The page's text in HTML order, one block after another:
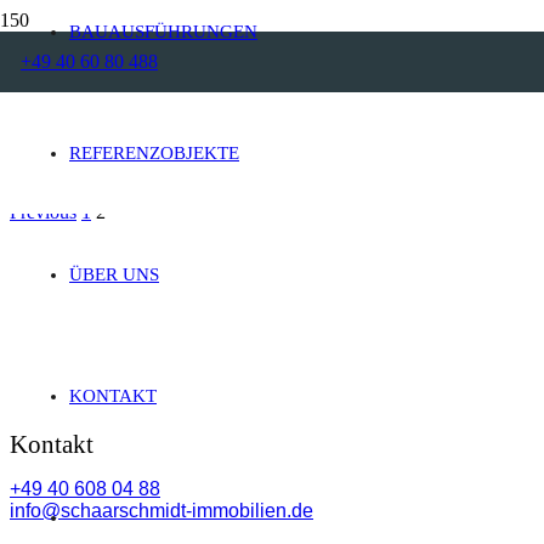
+49 40 60 80 488
BAUAUSFÜHRUNGEN
REFERENZOBJEKTE
ÜBER UNS
KONTAKT
EINFAMILIENHAUS
Previous 1 2
Schaarschmidt
Kontakt
+49 40 608 04 88
info@schaarschmidt-immobilien.de